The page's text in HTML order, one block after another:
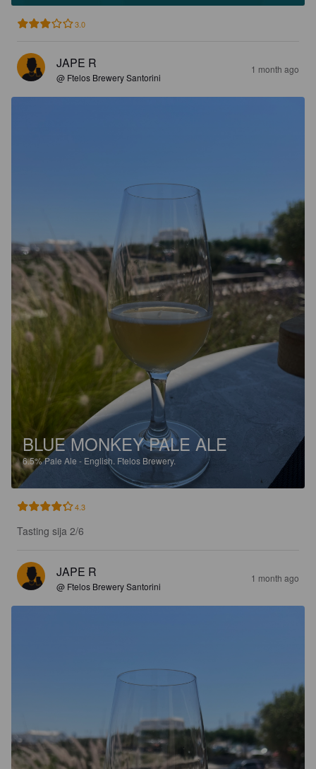
3.0
JAPE R
@ Ftelos Brewery Santorini
1 month ago
BLUE MONKEY PALE ALE
6.5%Pale Ale - English. Ftelos Brewery.
4.3
Tasting sija 2/6
JAPE R
@ Ftelos Brewery Santorini
1 month ago